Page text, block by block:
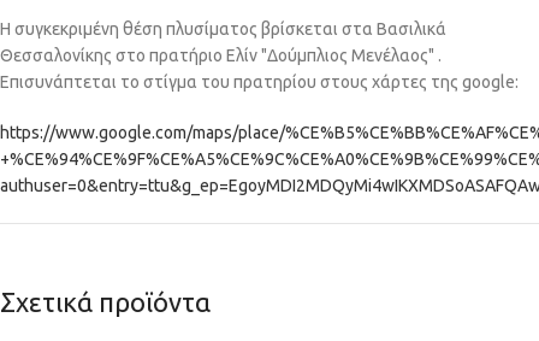
Η συγκεκριμένη θέση πλυσίματος βρίσκεται στα Βασιλικά
Θεσσαλονίκης στο πρατήριο Ελίν "Δούμπλιος Μενέλαος" .
Επισυνάπτεται το στίγμα του πρατηρίου στους χάρτες της google:
https://www.google.com/maps/place/
Σχετικά προϊόντα